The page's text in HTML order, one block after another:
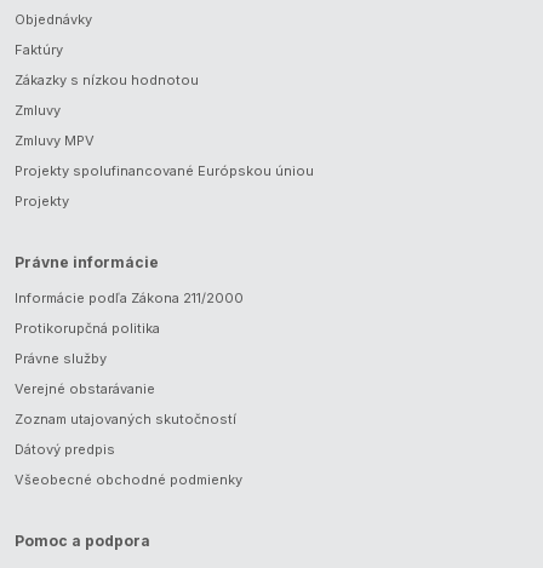
Objednávky
Faktúry
Zákazky s nízkou hodnotou
Zmluvy
Zmluvy MPV
Projekty spolufinancované Európskou úniou
Projekty
Právne informácie
Informácie podľa Zákona 211/2000
Protikorupčná politika
Právne služby
Verejné obstarávanie
Zoznam utajovaných skutočností
Dátový predpis
Všeobecné obchodné podmienky
Pomoc a podpora